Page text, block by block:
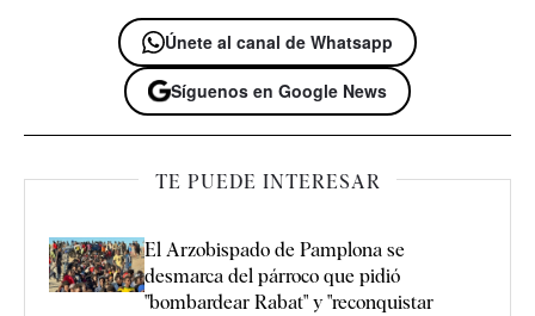
Únete al canal de Whatsapp
Síguenos en Google News
TE PUEDE INTERESAR
El Arzobispado de Pamplona se
desmarca del párroco que pidió
"bombardear Rabat" y "reconquistar